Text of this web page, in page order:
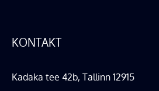
KONTAKT
Kadaka tee 42b, Tallinn 12915